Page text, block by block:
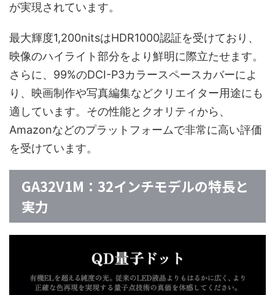
が実現されています。
最大輝度1,200nitsはHDR1000認証を受けており、
映像のハイライト部分をより鮮明に際立たせます。
さらに、99%のDCI-P3カラースペースカバーによ
り、映画制作や写真編集などクリエイター用途にも
適しています。その性能とクオリティから、
Amazonなどのプラットフォームで非常に高い評価
を受けています。
GA32V1M：32インチモデルの特長と
実力